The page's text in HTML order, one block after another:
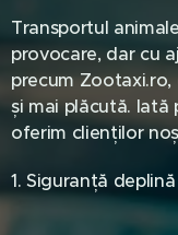
Transportul
provocare, dar cu
precum
și mai plăcută. Iată
oferim clienților
1. Siguranță